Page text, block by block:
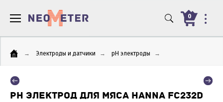
0
→ Электроды и датчики → pH электроды →
PH ЭЛЕКТРОД ДЛЯ МЯСА HANNA FC232D